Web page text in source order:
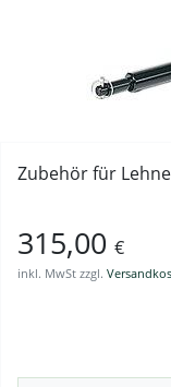
Zubehör für
315,00 €
inkl. MwSt zzgl.